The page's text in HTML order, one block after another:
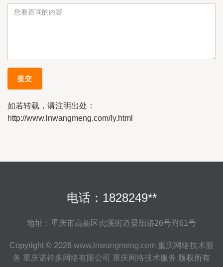
如若转载，请注明出处：
http://www.lnwangmeng.com/ly.html
电话：1828249**
地址：重庆市高新区虎溪街道景阳路26号附61号
Copyright © 2026 www.lnwangmeng.com 重庆网络技术服
务 重庆诺祥多网络有限公司 重庆网络技术服务 版权所有